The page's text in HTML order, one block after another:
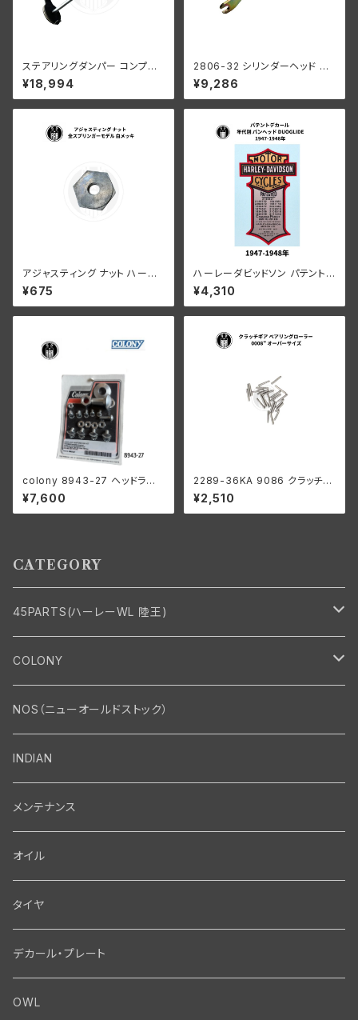
ステアリングダンパー コンプリ
ート グリーンレバー ハーレーダ
ビッドソン WLA WLC
¥18,994
2806-32 シリンダーヘッド ブ
ラケット 鉄ヘッド用 ハーレーダ
ビッドソン 1932-1952年 DL R
L WL G 亜鉛メッキ
¥9,286
アジャスティング ナット ハーレ
ーダビッドソン 全スプリンガー
モデル 白メッキ
¥675
ハーレーダビッドソン パテント 1
947-1948年 オイルタンク 用
ステッカー 復刻版 デカール エ
ンブレム
¥4,310
colony 8943-27 ヘッドラン
プ レストレーションキット
¥7,600
2289-36KA 9086 クラッチギ
ア ベアリングローラー 0008"
オーバーサイズ 24個 ハーレー
ダビッドソン
¥2,510
CATEGORY
45PARTS(ハーレーWL 陸王)
エンジン
エンジン・シリンダーヘッド
バルブ・タペット関係
エンジン関係 ビックツイン
マフラー・インテーク・キャブレター
マフラー関係
インテーク・キャブレター関係
エレクトリカル
ジェネレーター関係
ディストリビューター関係
駆動系
ドライブチェーン関係
スプロケット・ベルトドライブキット
フロントフォーク・フレーム
フロントフォーク関係
ソフテイル用 New Springer Fork
シート・サドルバッグ
シートポスト関係
ソロサドルシート関係
ハンドルバー・タンク・フェンダー
ハンドルバー関係
ホイール・ブレーキ
COLONY
Bolt・Nut
Nut
Screw
Front End・Rear End
Wheel-Brake
Fork-Shockabsorber
Motor
Motor
Carbrator
Transmission・Primary
Transmission-Shifter
Primary-clutch-Kickstarter
Gastank・Oiltank
Oilline
Gastank・Oiltank
Electrical
Electrical
TOOL
NOS（ニューオールドストック）
INDIAN
メンテナンス
オイル
タイヤ
デカール・プレート
OWL